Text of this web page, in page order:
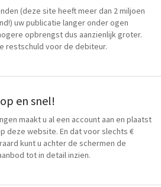
(deze site heeft meer dan 2 miljoen
uw publicatie langer onder ogen
opbrengst dus aanzienlijk groter.
restschuld voor de debiteur.
en snel!
maakt u al een account aan en plaatst
deze website. En dat voor slechts €
kunt u achter de schermen de
tot in detail inzien.